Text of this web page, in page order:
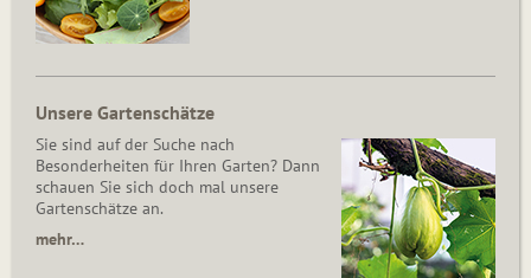
Unsere Gartenschätze
Sie sind auf der Suche nach
Besonderheiten für Ihren Garten? Dann
schauen Sie sich doch mal unsere
Gartenschätze an.
mehr…